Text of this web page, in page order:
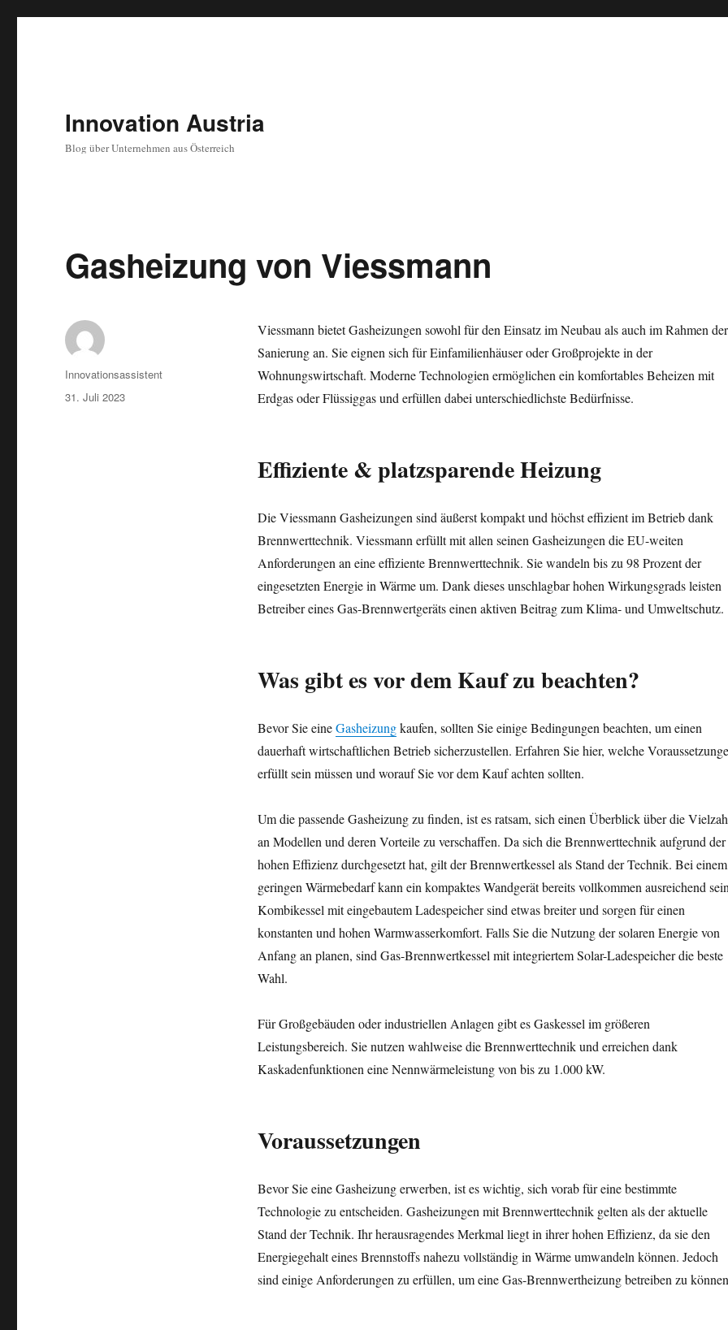
Innovation Austria
Blog über Unternehmen aus Österreich
Gasheizung von Viessmann
Viessmann bietet Gasheizungen sowohl für den Einsatz im Neubau als auch im Rahmen der
Sanierung an. Sie eignen sich für Einfamilienhäuser oder Großprojekte in der
Wohnungswirtschaft. Moderne Technologien ermöglichen ein komfortables Beheizen mit
Erdgas oder Flüssiggas und erfüllen dabei unterschiedlichste Bedürfnisse.
Effiziente & platzsparende Heizung
Die Viessmann Gasheizungen sind äußerst kompakt und höchst effizient im Betrieb dank
Brennwerttechnik. Viessmann erfüllt mit allen seinen Gasheizungen die EU-weiten
Anforderungen an eine effiziente Brennwerttechnik. Sie wandeln bis zu 98 Prozent der
eingesetzten Energie in Wärme um. Dank dieses unschlagbar hohen Wirkungsgrads leisten
Betreiber eines Gas-Brennwertgeräts einen aktiven Beitrag zum Klima- und Umweltschutz.
Was gibt es vor dem Kauf zu beachten?
Bevor Sie eineGasheizungkaufen, sollten Sie einige Bedingungen beachten, um einen
dauerhaft wirtschaftlichen Betrieb sicherzustellen. Erfahren Sie hier, welche
erfüllt sein müssen und worauf Sie vor dem Kauf achten sollten.
Um die passende Gasheizung zu finden, ist es ratsam, sich einen Überblick über die
an Modellen und deren Vorteile zu verschaffen. Da sich die Brennwerttechnik aufgrund der
hohen Effizienz durchgesetzt hat, gilt der Brennwertkessel als Stand der Technik. Bei einem
geringen Wärmebedarf kann ein kompaktes Wandgerät bereits vollkommen ausreichend
Kombikessel mit eingebautem Ladespeicher sind etwas breiter und sorgen für einen
konstanten und hohen Warmwasserkomfort. Falls Sie die Nutzung der solaren Energie von
Anfang an planen, sind Gas-Brennwertkessel mit integriertem Solar-Ladespeicher die beste
Wahl.
Für Großgebäuden oder industriellen Anlagen gibt es Gaskessel im größeren
Leistungsbereich. Sie nutzen wahlweise die Brennwerttechnik und erreichen dank
Kaskadenfunktionen eine Nennwärmeleistung von bis zu 1.000 kW.
Voraussetzungen
Bevor Sie eine Gasheizung erwerben, ist es wichtig, sich vorab für eine bestimmte
Technologie zu entscheiden. Gasheizungen mit Brennwerttechnik gelten als der aktuelle
Stand der Technik. Ihr herausragendes Merkmal liegt in ihrer hohen Effizienz, da sie den
Energiegehalt eines Brennstoffs nahezu vollständig in Wärme umwandeln können. Jedoch
sind einige Anforderungen zu erfüllen, um eine Gas-Brennwertheizung betreiben zu
Autor
Innovationsassistent
Veröffentlicht
31. Juli 2023